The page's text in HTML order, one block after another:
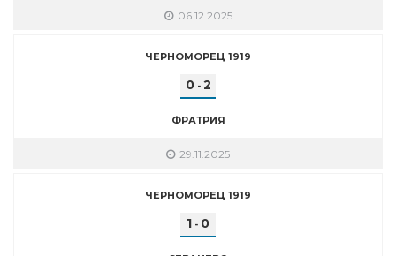
06.12.2025
ЧЕРНОМОРЕЦ 1919
0- 2
ФРАТРИЯ
29.11.2025
ЧЕРНОМОРЕЦ 1919
1 - 0